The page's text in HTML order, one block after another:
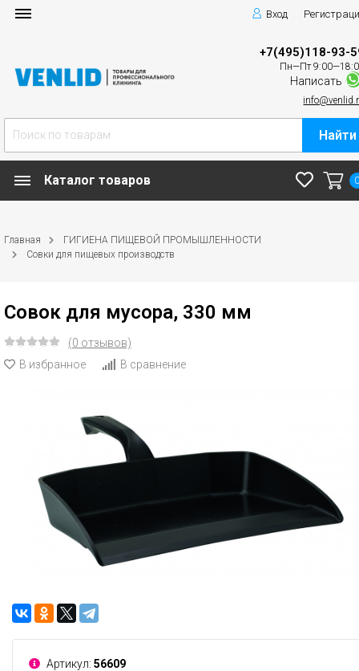
Вход
+7(495)118-93-
Пн—Пт
Написать
Найти
Каталог товаров
Главная
ГИГИЕНА ПИЩЕВОЙ ПРОМЫШЛЕННОСТИ
Совки для пищевых производств
Совок для мусора, 330 мм
(0 отзывов)
В избранное
В сравнение
Артикул: 56609